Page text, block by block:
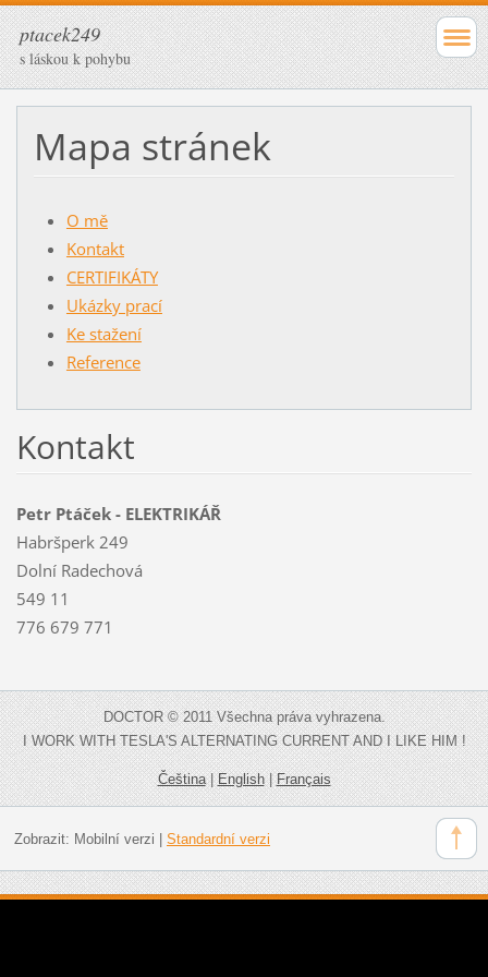
ptacek249
s láskou k pohybu
Mapa stránek
O mě
Kontakt
CERTIFIKÁTY
Ukázky prací
Ke stažení
Reference
Kontakt
Petr Ptáček - ELEKTRIKÁŘ
Habršperk 249
Dolní Radechová
549 11
776 679 771
DOCTOR © 2011 Všechna práva vyhrazena.
I WORK WITH TESLA'S ALTERNATING CURRENT AND I LIKE HIM !
Čeština|English|Français
Zobrazit: Mobilní verzi Standardní verzi